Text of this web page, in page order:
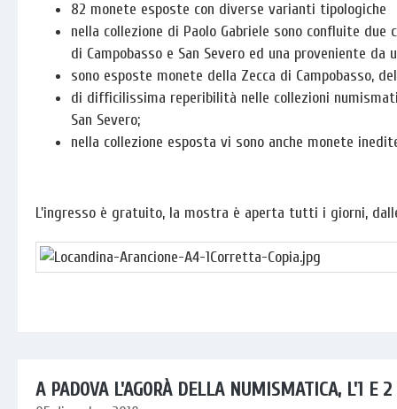
82 monete esposte con diverse varianti tipologiche
nella collezione di Paolo Gabriele sono confluite
di Campobasso e San Severo ed una proveniente
sono esposte monete della Zecca di Campobasso,
di difficilissima reperibilità nelle collezioni
San Severo;
nella collezione esposta vi sono anche monete
L'ingresso è gratuito, la mostra è aperta tutti i giorni, dalle
A PADOVA L'AGORÀ DELLA NUMISMATICA, L'1 E